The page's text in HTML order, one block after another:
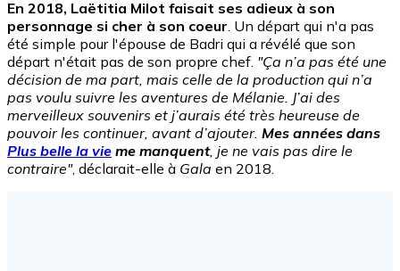
En 2018, Laëtitia Milot faisait ses adieux à son
personnage si cher à son coeur . Un départ qui n'a pas
été simple pour l'épouse de Badri qui a révélé que son
départ n'était pas de son propre chef. "Ça n’a pas été une
décision de ma part, mais celle de la production qui n’a
pas voulu suivre les aventures de Mélanie. J’ai des
merveilleux souvenirs et j’aurais été très heureuse de
pouvoir les continuer, avant d’ajouter. Mes années dans
Plus belle la vie me manquent, je ne vais pas dire le
contraire", déclarait-elle à Gala en 2018.